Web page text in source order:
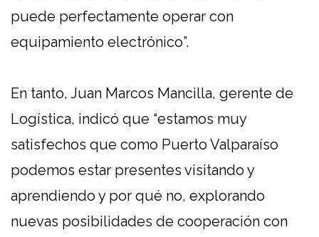
puede perfectamente operar con
equipamiento electrónico”.
En tanto, Juan Marcos Mancilla, gerente de
Logística, indicó que “estamos muy
satisfechos que como Puerto Valparaíso
podemos estar presentes visitando y
aprendiendo y por qué no, explorando
nuevas posibilidades de cooperación con